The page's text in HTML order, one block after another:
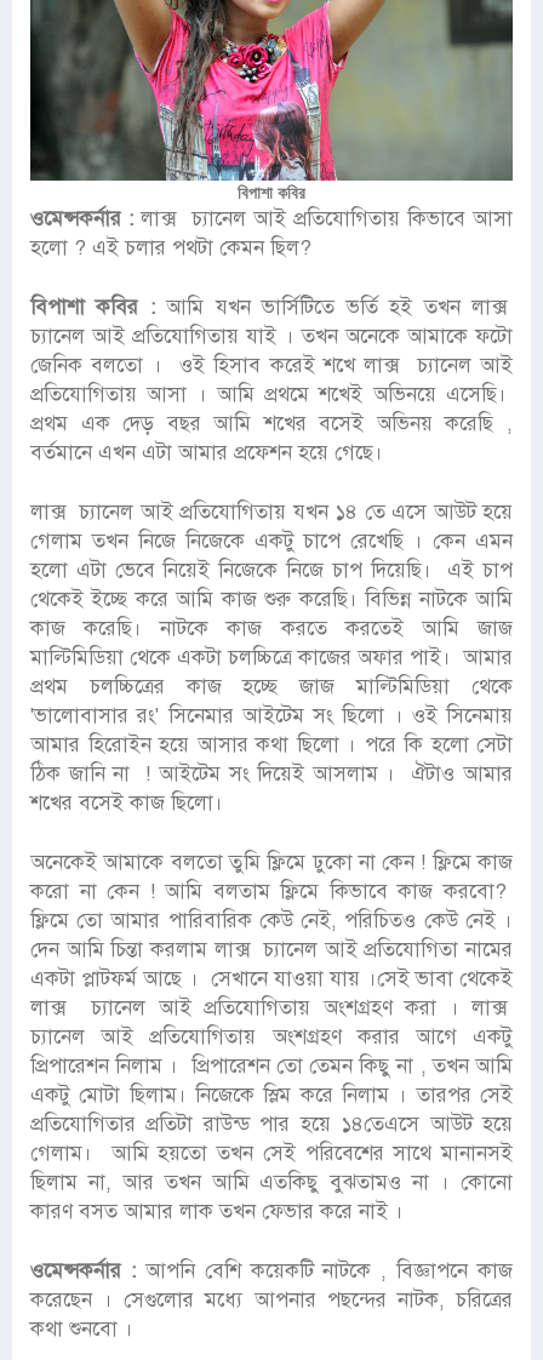
বিপাশা কবির
ওমেন্সকর্নার : লাক্স চ্যানেল আই প্রতিযোগিতায় কিভাবে আসা
হলো ? এই চলার পথটা কেমন ছিল?
বিপাশা কবির :আমি যখন ভার্সিটিতে ভর্তি হই তখন লাক্স
চ্যানেল আই প্রতিযোগিতায় যাই । তখন অনেকে আমাকে ফটো
জেনিক বলতো । ওই হিসাব করেই শখে লাক্স চ্যানেল আই
প্রতিযোগিতায় আসা । আমি প্রথমে শখেই অভিনয়ে এসেছি।
প্রথম এক দেড় বছর আমি শখের বসেই অভিনয় করেছি ,
বর্তমানে এখন এটা আমার প্রফেশন হয়ে গেছে।
লাক্স চ্যানেল আই প্রতিযোগিতায় যখন ১৪ তে এসে আউট হয়ে
গেলাম তখন নিজে নিজেকে একটু চাপে রেখেছি । কেন এমন
হলো এটা ভেবে নিয়েই নিজেকে নিজে চাপ দিয়েছি। এই চাপ
থেকেই ইচ্ছে করে আমি কাজ শুরু করেছি। বিভিন্ন নাটকে আমি
কাজ করেছি। নাটকে কাজ করতে করতেই আমি জাজ
মাল্টিমিডিয়া থেকে একটা চলচ্চিত্রে কাজের অফার পাই। আমার
প্রথম চলচ্চিত্রের কাজ হচ্ছে জাজ মাল্টিমিডিয়া থেকে
'ভালোবাসার রং' সিনেমার আইটেম সং ছিলো । ওই সিনেমায়
আমার হিরোইন হয়ে আসার কথা ছিলো । পরে কি হলো সেটা
ঠিক জানি না ! আইটেম সং দিয়েই আসলাম । ঐটাও আমার
শখের বসেই কাজ ছিলো।
অনেকেই আমাকে বলতো তুমি ফ্লিমে ঢুকো না কেন ! ফ্লিমে কাজ
করো না কেন ! আমি বলতাম ফ্লিমে কিভাবে কাজ করবো?
ফ্লিমে তো আমার পারিবারিক কেউ নেই, পরিচিতও কেউ নেই ।
দেন আমি চিন্তা করলাম লাক্স চ্যানেল আই প্রতিযোগিতা নামের
একটা প্লাটফর্ম আছে । সেখানে যাওয়া যায় ।সেই ভাবা থেকেই
লাক্স চ্যানেল আই প্রতিযোগিতায় অংশগ্রহণ করা । লাক্স
চ্যানেল আই প্রতিযোগিতায় অংশগ্রহণ করার আগে একটু
প্রিপারেশন নিলাম । প্রিপারেশন তো তেমন কিছু না , তখন আমি
একটু মোটা ছিলাম। নিজেকে স্লিম করে নিলাম । তারপর সেই
প্রতিযোগিতার প্রতিটা রাউন্ড পার হয়ে ১৪তেএসে আউট হয়ে
গেলাম। আমি হয়তো তখন সেই পরিবেশের সাথে মানানসই
ছিলাম না, আর তখন আমি এতকিছু বুঝতামও না । কোনো
কারণ বসত আমার লাক তখন ফেভার করে নাই ।
ওমেন্সকর্নার :আপনি বেশি কয়েকটি নাটকে , বিজ্ঞাপনে কাজ
করেছেন । সেগুলোর মধ্যে আপনার পছন্দের নাটক, চরিত্রের
কথা শুনবো ।